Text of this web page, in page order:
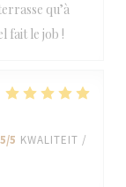
qu’à
fait le job !
5/5 KWALITEIT /